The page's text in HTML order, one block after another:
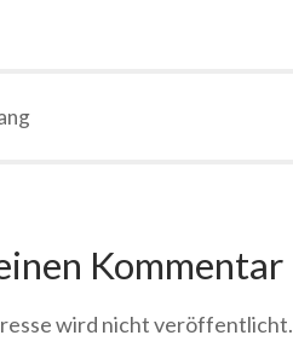
Kommentar
wird nicht veröffentlicht.